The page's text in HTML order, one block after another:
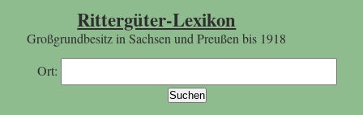
Rittergüter-Lexikon
Großgrundbesitz in Sachsen und Preußen bis 1918
Ort: